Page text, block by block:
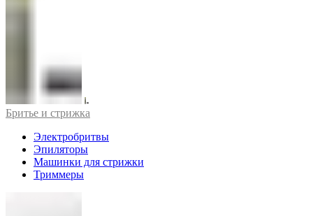
Бритье и стрижка
Электробритвы
Эпиляторы
Машинки для стрижки
Триммеры